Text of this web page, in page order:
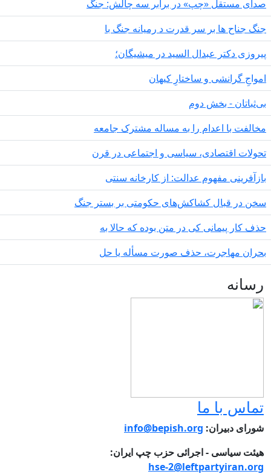
مستقل «چپ» در برابر سه چالش: جنگ
جناح ها بر سر قدرت د رمیانە جنگ با
دکتر عبدال السید در میشیگان؛
گرانشی و ساختارِ کیهان
- بخش دوم
با اعدام را به مساله مشترک جامعه
اقتصادی، سیاسی و اجتماعی در قرن
مفهوم عدالت: از کارخانه سنتی
در قبال کشاکش‌های حکومتی بر بستر جنگ
کار پیمانی کی در متن بودە کە حالا بە
مهاجرت‌، حذف صورت مسأله یا حل
با ما
دبیران:info@bepish.org
سیاسی - اجرائی حزب چپ ایران:
hse-